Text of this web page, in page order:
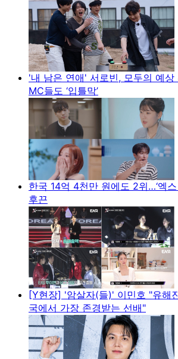
'내 남은 연애' 서로빈, 모두의 예
MC들도 ‘입틀막’
한국 14억 4천만 원에도 2위…‘엑
후끈
[Y현장] '암살자(들)' 이민호 "유해
국에서 가장 존경받는 선배"